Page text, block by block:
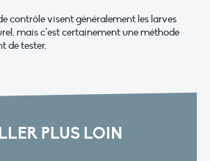
contrôle visent généralement les larves
mais c’est certainement une méthode
de tester.
PLUS LOIN